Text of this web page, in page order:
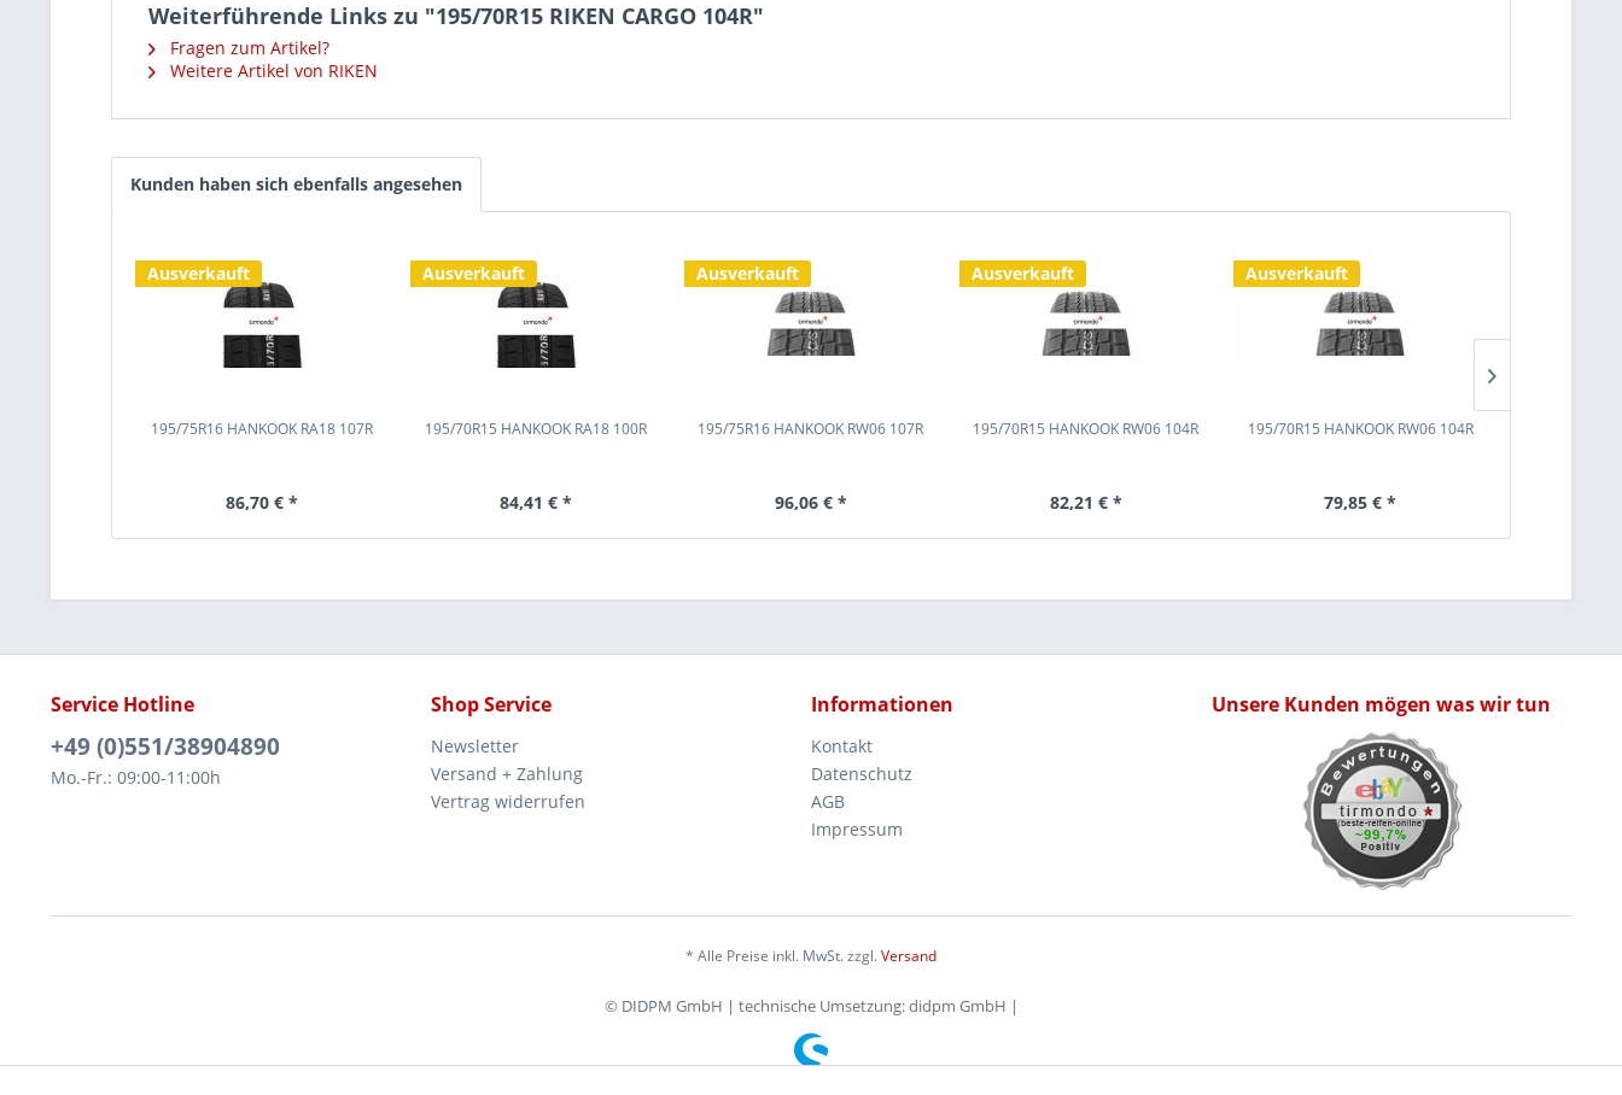
Weiterführende Links zu "195/70R15 RIKEN CARGO 104R"
Fragen zum Artikel?
Weitere Artikel von RIKEN
Kunden haben sich ebenfalls angesehen
Ausverkauft
195/75R16 HANKOOK RA18 107R
86,70 € *
Ausverkauft
195/70R15 HANKOOK RA18 100R
84,41 € *
Ausverkauft
195/75R16 HANKOOK RW06 107R
96,06 € *
Ausverkauft
195/70R15 HANKOOK RW06 104R
82,21 € *
Ausverkauft
195/70R15 HANKOOK RW06 104R
79,85 € *
Service Hotline
+49 (0)551/38904890
Mo.-Fr.: 09:00-11:00h
Shop Service
Newsletter
Versand + Zahlung
Vertrag widerrufen
Informationen
Kontakt
Datenschutz
AGB
Impressum
Unsere Kunden mögen was wir tun
* Alle Preise inkl. MwSt. zzgl.Versand
© DIDPM GmbH | technische Umsetzung: didpm GmbH |